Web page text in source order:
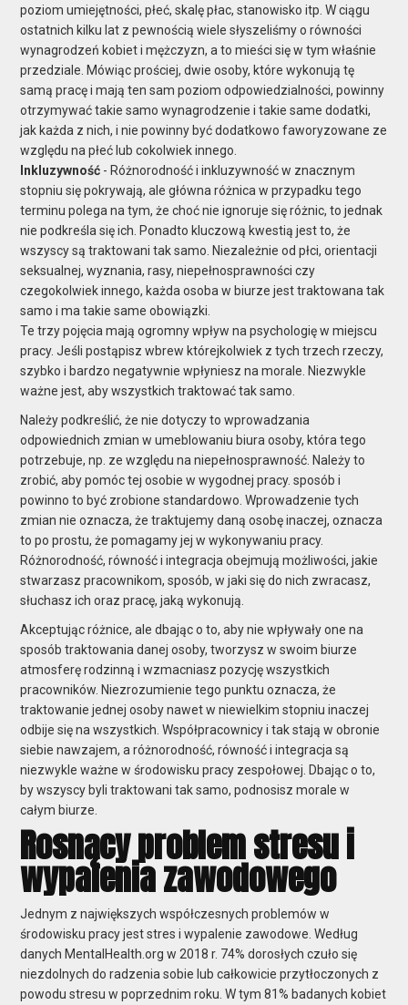
poziom umiejętności, płeć, skalę płac, stanowisko itp. W ciągu
ostatnich kilku lat z pewnością wiele słyszeliśmy o równości
wynagrodzeń kobiet i mężczyzn, a to mieści się w tym właśnie
przedziale. Mówiąc prościej, dwie osoby, które wykonują tę
samą pracę i mają ten sam poziom odpowiedzialności, powinny
otrzymywać takie samo wynagrodzenie i takie same dodatki,
jak każda z nich, i nie powinny być dodatkowo faworyzowane ze
względu na płeć lub cokolwiek innego.
Inkluzywność - Różnorodność i inkluzywność w znacznym
stopniu się pokrywają, ale główna różnica w przypadku tego
terminu polega na tym, że choć nie ignoruje się różnic, to jednak
nie podkreśla się ich. Ponadto kluczową kwestią jest to, że
wszyscy są traktowani tak samo. Niezależnie od płci, orientacji
seksualnej, wyznania, rasy, niepełnosprawności czy
czegokolwiek innego, każda osoba w biurze jest traktowana tak
samo i ma takie same obowiązki.
Te trzy pojęcia mają ogromny wpływ na psychologię w miejscu
pracy. Jeśli postąpisz wbrew którejkolwiek z tych trzech rzeczy,
szybko i bardzo negatywnie wpłyniesz na morale. Niezwykle
ważne jest, aby wszystkich traktować tak samo.
Należy podkreślić, że nie dotyczy to wprowadzania
odpowiednich zmian w umeblowaniu biura osoby, która tego
potrzebuje, np. ze względu na niepełnosprawność. Należy to
zrobić, aby pomóc tej osobie w wygodnej pracy.sposób i
powinno to być zrobione standardowo. Wprowadzenie tych
zmian nie oznacza, że traktujemy daną osobę inaczej, oznacza
to po prostu, że pomagamy jej w wykonywaniu pracy.
Różnorodność, równość i integracja obejmują możliwości, jakie
stwarzasz pracownikom, sposób, w jaki się do nich zwracasz,
słuchasz ich oraz pracę, jaką wykonują.
Akceptując różnice, ale dbając o to, aby nie wpływały one na
sposób traktowania danej osoby, tworzysz w swoim biurze
atmosferę rodzinną i wzmacniasz pozycję wszystkich
pracowników. Niezrozumienie tego punktu oznacza, że
traktowanie jednej osoby nawet w niewielkim stopniu inaczej
odbije się na wszystkich. Współpracownicy i tak stają w obronie
siebie nawzajem, a różnorodność, równość i integracja są
niezwykle ważne w środowisku pracy zespołowej. Dbając o to,
by wszyscy byli traktowani tak samo, podnosisz morale w
całym biurze.
Rosnący problem stresu i
wypalenia zawodowego
Jednym z największych współczesnych problemów w
środowisku pracy jest stres i wypalenie zawodowe. Według
danych MentalHealth.org w 2018 r. 74% dorosłych czuło się
niezdolnych do radzenia sobie lub całkowicie przytłoczonych z
powodu stresu w poprzednim roku. W tym 81% badanych kobiet